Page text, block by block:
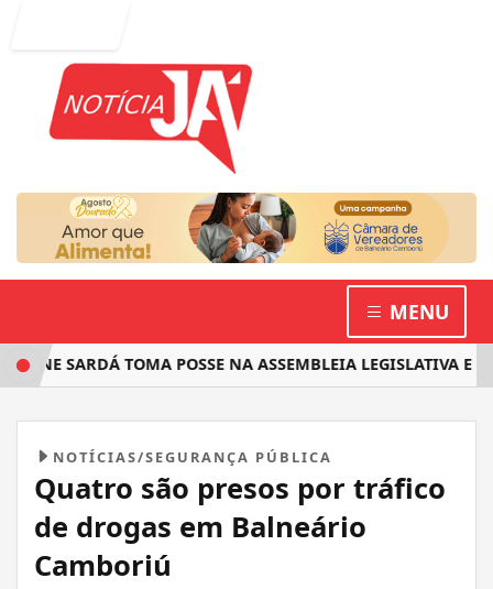
MENU
SARDÁ TOMA POSSE NA ASSEMBLEIA LEGISLATIVA E
NOTÍCIAS/SEGURANÇA PÚBLICA
Quatro são presos por tráfico
de drogas em Balneário
Camboriú